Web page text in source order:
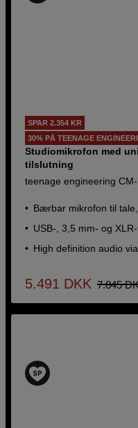
SPAR 2.354 KR
30% PÅ TEENAGE
Studiomikrofon med
tilslutning
teenage engineering
Bærbar mikrofon til
USB-, 3,5 mm- og
High definition audio
5.491 DKK 7.845